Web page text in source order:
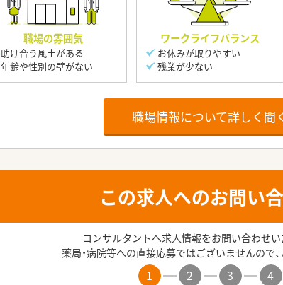
職場の雰囲気
助け合う風土がある
年齢や性別の壁がない
ワークライフバランス
お休みが取りやすい
残業が少ない
職場情報について詳しく聞
この求人へのお問い
コンサルタントへ求人情報をお問い合わせい
薬局・病院等への直接応募ではございませんので、
1 2 3 4